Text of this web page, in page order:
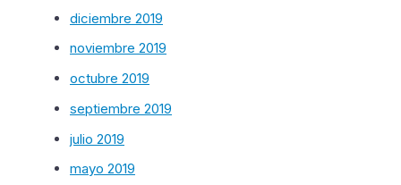
diciembre 2019
noviembre 2019
octubre 2019
septiembre 2019
julio 2019
mayo 2019